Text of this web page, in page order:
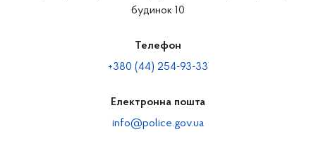
будинок 10
Телефон
+380 (44) 254-93-33
Електронна пошта
info@police.gov.ua